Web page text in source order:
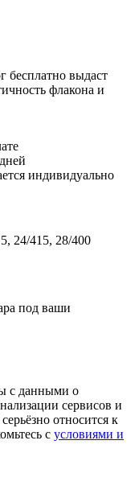
бесплатно выдаст
флакона и
индивидуально
24/415, 28/400
под ваши
с данными о
сервисов и
относится к
с условиями и